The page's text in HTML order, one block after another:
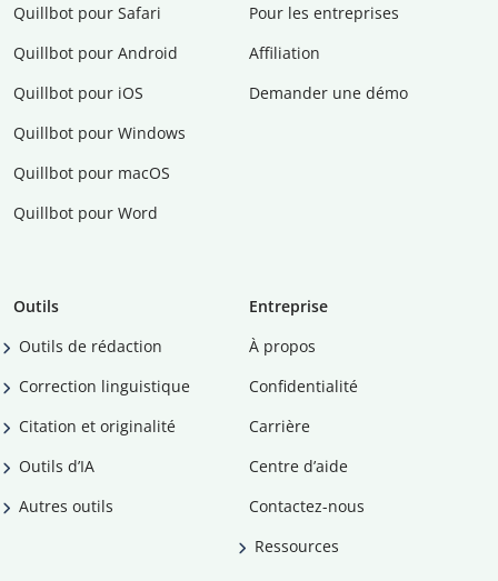
Quillbot pour Safari
Quillbot pour Android
Quillbot pour iOS
Quillbot pour Windows
Quillbot pour macOS
Quillbot pour Word
Pour les entreprises
Affiliation
Demander une démo
Outils
Outils de rédaction
Correction linguistique
Citation et originalité
Outils d’IA
Autres outils
Entreprise
À propos
Confidentialité
Carrière
Centre d’aide
Contactez-nous
Ressources